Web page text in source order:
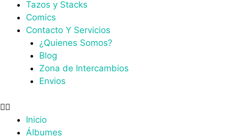
Tazos y Stacks
Comics
Contacto Y Servicios
¿Quienes Somos?
Blog
Zona de Intercambios
Envios
Inicio
Álbumes